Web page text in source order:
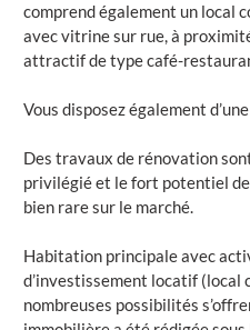
comprend également un local
avec vitrine sur rue, à
attractif de type café-
Vous disposez également
Des travaux de rénovation
privilégié et le fort potentiel
bien rare sur le marché.
Habitation principale avec
d’investissement locatif (local
nombreuses possibilités